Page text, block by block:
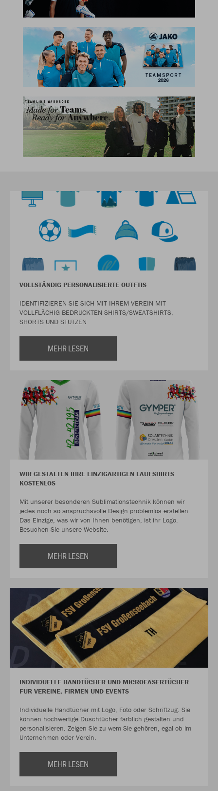
VOLLSTÄNDIG PERSONALISIERTE OUTFTIS
IDENTIFIZIEREN SIE SICH MIT IHREM VEREIN MIT
VOLLFLÄCHIG BEDRUCKTEN SHIRTS/SWEATSHIRTS,
SHORTS UND STUTZEN
MEHR LESEN
WIR GESTALTEN IHRE EINZIGARTIGEN LAUFSHIRTS
KOSTENLOS
Mit unserer besonderen Sublimationstechnik können wir
jedes noch so anspruchsvolle Design problemlos erstellen.
Das Einzige, was wir von Ihnen benötigen, ist ihr Logo.
Besuchen Sie unsere Website.
MEHR LESEN
INDIVIDUELLE HANDTÜCHER UND MICROFASERTÜCHER
FÜR VEREINE, FIRMEN UND EVENTS
Individuelle Handtücher mit Logo, Foto oder Schriftzug. Sie
können hochwertige Duschtücher farblich gestalten und
personalisieren. Zeigen Sie zu wem Sie gehören, egal ob im
Unternehmen oder Verein.
MEHR LESEN